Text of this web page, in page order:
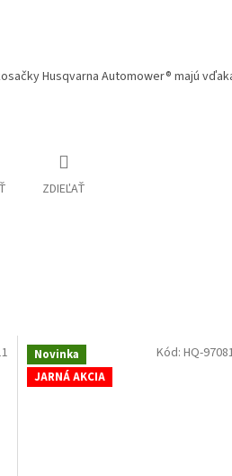
Husqvarna Automower® majú
ZDIEĽAŤ
Novinka
JARNÁ AKCIA
Kód: HQ-